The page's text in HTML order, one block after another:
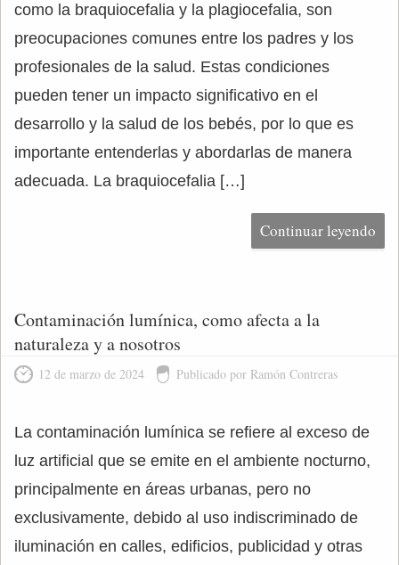
como la braquiocefalia y la plagiocefalia, son
preocupaciones comunes entre los padres y los
profesionales de la salud. Estas condiciones
pueden tener un impacto significativo en el
desarrollo y la salud de los bebés, por lo que es
importante entenderlas y abordarlas de manera
adecuada. La braquiocefalia […]
Continuar leyendo
Contaminación lumínica, como afecta a la
naturaleza y a nosotros
12 de marzo de 2024 Publicado por Ramón Contreras
La contaminación lumínica se refiere al exceso de
luz artificial que se emite en el ambiente nocturno,
principalmente en áreas urbanas, pero no
exclusivamente, debido al uso indiscriminado de
iluminación en calles, edificios, publicidad y otras